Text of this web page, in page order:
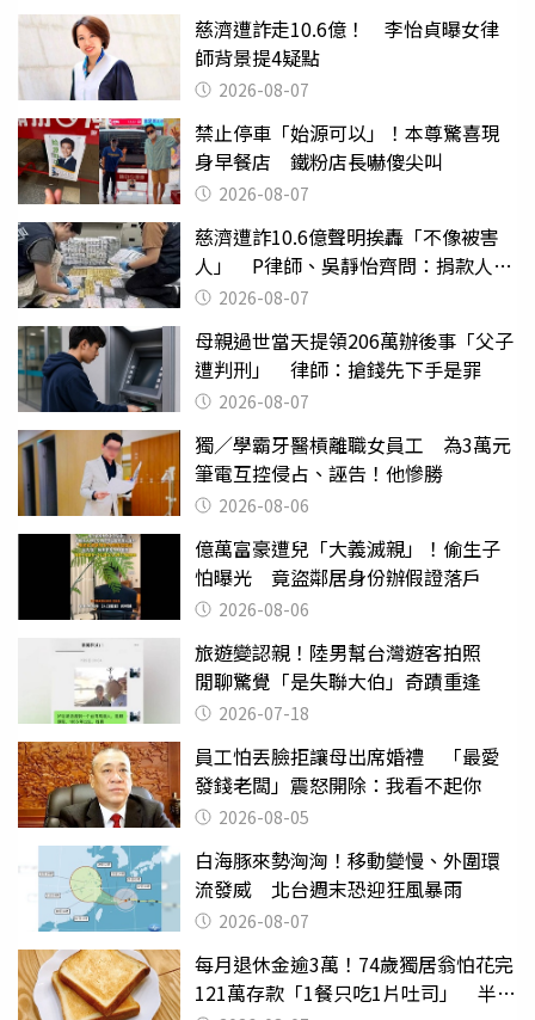
慈濟遭詐走10.6億！ 李怡貞曝女律
師背景提4疑點
2026-08-07
禁止停車「始源可以」！本尊驚喜現
身早餐店 鐵粉店長嚇傻尖叫
2026-08-07
慈濟遭詐10.6億聲明挨轟「不像被害
人」 P律師、吳靜怡齊問：捐款人有
權知道真相
2026-08-07
母親過世當天提領206萬辦後事「父子
遭判刑」 律師：搶錢先下手是罪
2026-08-07
獨／學霸牙醫槓離職女員工 為3萬元
筆電互控侵占、誣告！他慘勝
2026-08-06
億萬富豪遭兒「大義滅親」！偷生子
怕曝光 竟盜鄰居身份辦假證落戶
2026-08-06
旅遊變認親！陸男幫台灣遊客拍照
閒聊驚覺「是失聯大伯」奇蹟重逢
2026-07-18
員工怕丟臉拒讓母出席婚禮 「最愛
發錢老闆」震怒開除：我看不起你
2026-08-05
白海豚來勢洶洶！移動變慢、外圍環
流發威 北台週末恐迎狂風暴雨
2026-08-07
每月退休金逾3萬！74歲獨居翁怕花完
121萬存款「1餐只吃1片吐司」 半年